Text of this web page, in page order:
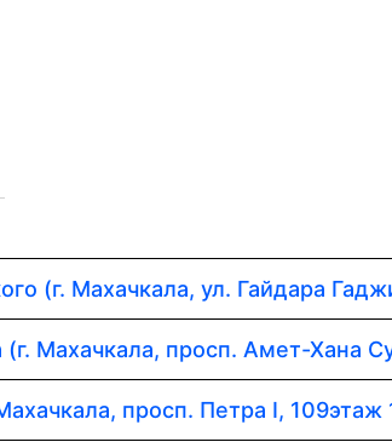
(г. Махачкала, ул. Гайдара
(г. Махачкала, просп. Амет-Хана
просп. Петра I, 109этаж